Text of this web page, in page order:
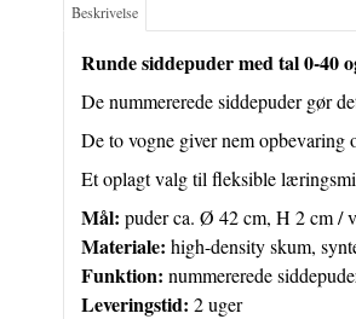
Beskrivelse
Runde siddepuder med tal 0-40
De nummererede siddepuder gør
De to vogne giver nem
Et oplagt valg til fleksible
Mål: puder ca. Ø 42 cm, H 2 cm /
Materiale: high-density skum,
Funktion: nummererede
Leveringstid: 2 uger